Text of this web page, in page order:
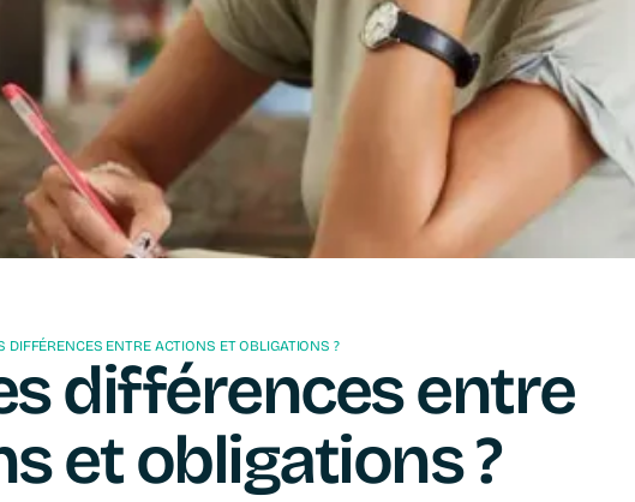
DIFFÉRENCES ENTRE ACTIONS ET OBLIGATIONS ?
différences entre
et obligations ?